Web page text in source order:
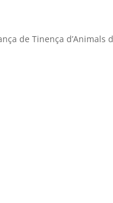
de Tinença